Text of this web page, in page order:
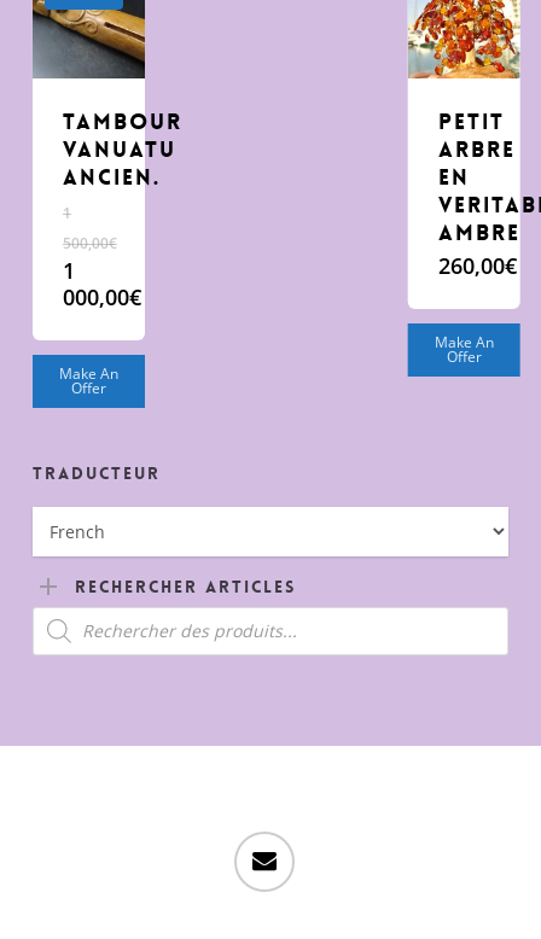
Tambour
Vanuatu
Ancien.
1
500,00€
Le
prix
était :
1
500,00€.
1
000,00€
prix
actuel
est :
Make An
Offer
Petit
arbre
en
Ambre
260,00€
Make An
Offer
Traducteur
Rechercher Articles
Recherche
de
produits
email